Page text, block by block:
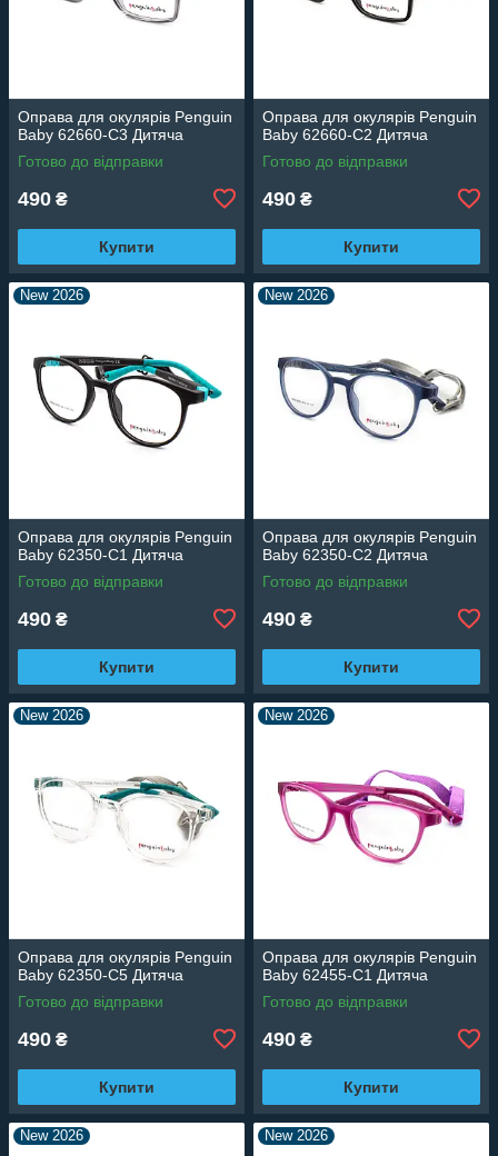
Оправа для окулярів Penguin
Baby 62660-C3 Дитяча
Готово до відправки
490 ₴
Купити
Оправа для окулярів Penguin
Baby 62660-C2 Дитяча
Готово до відправки
490 ₴
Купити
New 2026
Оправа для окулярів Penguin
Baby 62350-C1 Дитяча
Готово до відправки
490 ₴
Купити
New 2026
Оправа для окулярів Penguin
Baby 62350-C2 Дитяча
Готово до відправки
490 ₴
Купити
New 2026
Оправа для окулярів Penguin
Baby 62350-C5 Дитяча
Готово до відправки
490 ₴
Купити
New 2026
Оправа для окулярів Penguin
Baby 62455-C1 Дитяча
Готово до відправки
490 ₴
Купити
New 2026 New 2026